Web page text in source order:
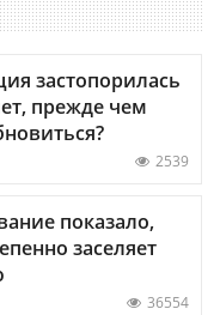
застопорилась
прежде чем
2539
показало,
заселяет
36554